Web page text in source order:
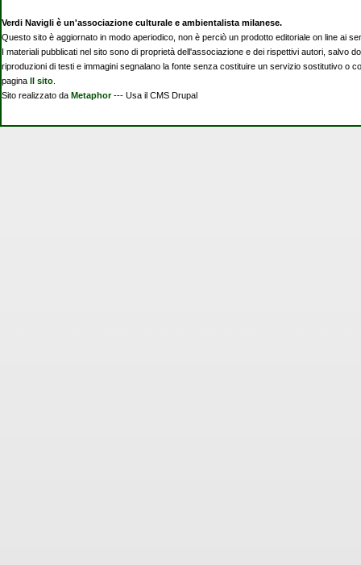
Verdi Navigli è un'associazione culturale e ambientalista milanese.
Questo sito è aggiornato in modo aperiodico, non è perciò un prodotto editoriale on line ai
I materiali pubblicati nel sito sono di proprietà dell'associazione e dei rispettivi autori, salvo
riproduzioni di testi e immagini segnalano la fonte senza costituire un servizio sostitutivo o
pagina Il sito
Sito realizzato da Metaphor--- Usa il CMS Drupal